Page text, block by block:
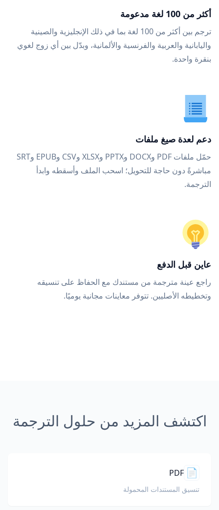
أكثر من 100 لغة مدعومة
ترجم بين أكثر من 100 لغة بما في ذلك الإنجليزية والصينية
واليابانية والعربية والفرنسية والألمانية، وبدّل بين أي زوج لغوي
بنقرة واحدة.
دعم لعدة صيغ ملفات
حمّل ملفات PDF وDOCX وPPTX وXLSX وCSV وEPUB وSRT
مباشرةً دون حاجة للتحويل؛ اسحب الملف وأسقطه وابدأ
الترجمة.
عاين قبل الدفع
راجع عينة مترجمة من مستندك مع الحفاظ على تنسيقه
وتخطيطه الأصليين. تتوفر معاينات مجانية يوميًا.
اكتشف المزيد من حلول الترجمة
📄
PDF
تنسيق المستندات المحمولة